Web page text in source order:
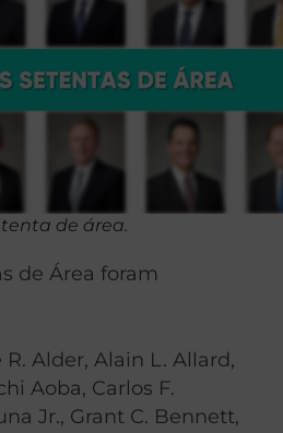
de área.
de Área foram
Alder, Alain L. Allard,
Aoba, Carlos F.
Jr., Grant C. Bennett,